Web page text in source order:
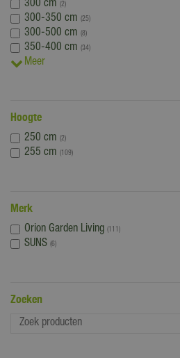
300 cm (2)
300-350 cm (25)
300-500 cm (8)
350-400 cm (34)
Meer
Hoogte
250 cm (2)
255 cm (109)
Merk
Orion Garden Living (111)
SUNS (6)
Zoeken